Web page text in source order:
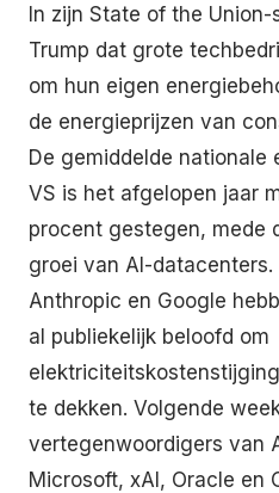
In zijn State of the
Trump dat grote
om hun eigen
de energieprijzen van
De gemiddelde nationale
VS is het afgelopen jaar
procent gestegen, mede
groei van AI-
Anthropic en Google
al publiekelijk beloofd om
te dekken. Volgende
vertegenwoordigers van
Microsoft, xAI, Oracle en